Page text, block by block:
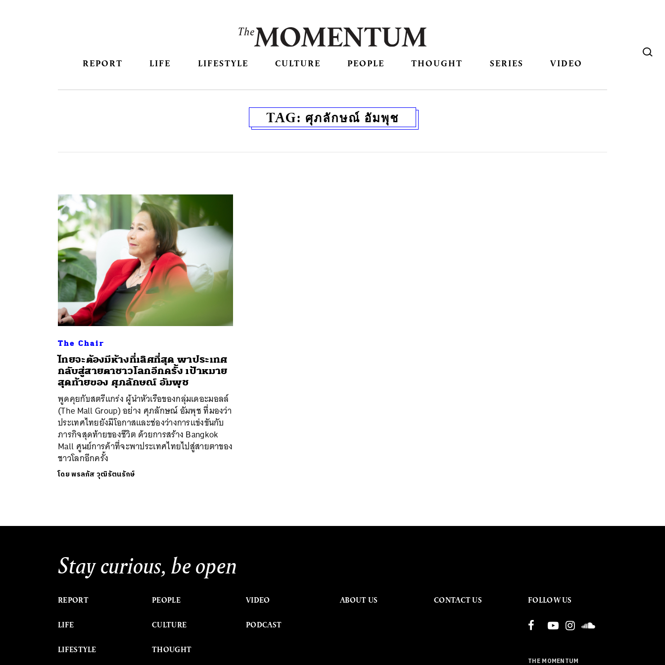
REPORT LIFE LIFESTYLE CULTURE PEOPLE THOUGHT SERIES VIDEO
TAG: ศุภลักษณ์ อัมพุช
The Chair
ไทยจะต้องมีห้างที่เลิศที่สุด พาประเทศ
กลับสู่สายตาชาวโลกอีกครั้ง เป้าหมาย
สุดท้ายของ ศุภลักษณ์ อัมพุช
พูดคุยกับสตรีแกร่ง ผู้นำหัวเรือของกลุ่มเดอะมอลล์
(The Mall Group) อย่าง ศุภลักษณ์ อัมพุช ที่มองว่า
ประเทศไทยยังมีโอกาสและช่องว่างการแข่งขันกับ
ภารกิจสุดท้ายของชีวิต ด้วยการสร้าง Bangkok
Mall ศูนย์การค้าที่จะพาประเทศไทยไปสู่สายตาของ
ชาวโลกอีกครั้ง
โดยพรลภัส วุฒิรัตนรักษ์
Stay curious, be open
REPORT
LIFE
LIFESTYLE
PEOPLE
CULTURE
THOUGHT
VIDEO
PODCAST
ABOUT US CONTACT US FOLLOW US
THE MOMENTUM
ค้นหา